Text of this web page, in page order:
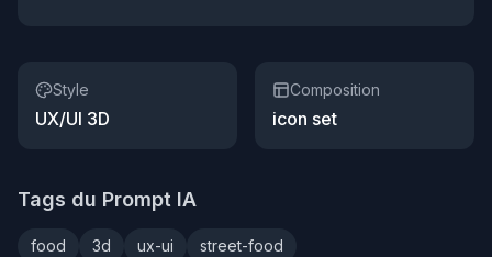
Style
UX/UI 3D
Composition
icon set
Tags du Prompt IA
food 3d ux-ui street-food